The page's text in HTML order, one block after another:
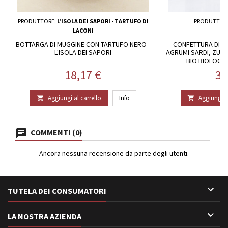
PRODUTTORE: L'ISOLA DEI SAPORI - TARTUFO DI
LACONI
BOTTARGA DI MUGGINE CON TARTUFO NERO -
L'ISOLA DEI SAPORI
Prezzo
18,17 €
 Aggiungi al carrello Info
CONFETTURA DI
AGRUMI SARDI,
BIO
 Aggiungi
COMMENTI (0)
Ancora nessuna recensione da parte degli utenti.
TUTELA DEI CONSUMATORI 
LA NOSTRA AZIENDA 